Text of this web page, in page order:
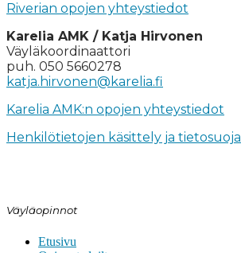
Riverian opojen yhteystiedot
Karelia AMK / Katja Hirvonen
Väyläkoordinaattori
puh. 050 5660278
katja.hirvonen@karelia.fi
Karelia AMK:n opojen yhteystiedot
Henkilötietojen käsittely ja tietosuoja
Väyläopinnot
Etusivu